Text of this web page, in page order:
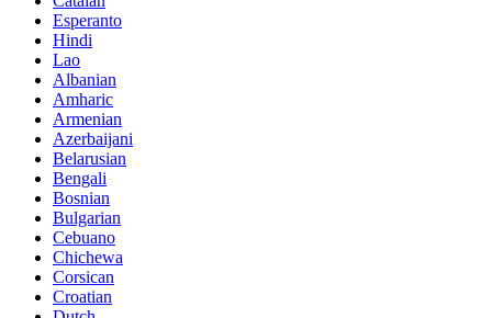
Esperanto
Hindi
Lao
Albanian
Amharic
Armenian
Azerbaijani
Belarusian
Bengali
Bosnian
Bulgarian
Cebuano
Chichewa
Corsican
Croatian